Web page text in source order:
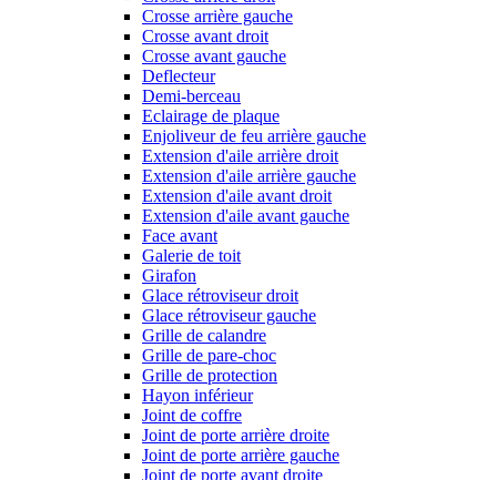
Crosse arrière gauche
Crosse avant droit
Crosse avant gauche
Deflecteur
Demi-berceau
Eclairage de plaque
Enjoliveur de feu arrière gauche
Extension d'aile arrière droit
Extension d'aile arrière gauche
Extension d'aile avant droit
Extension d'aile avant gauche
Face avant
Galerie de toit
Girafon
Glace rétroviseur droit
Glace rétroviseur gauche
Grille de calandre
Grille de pare-choc
Grille de protection
Hayon inférieur
Joint de coffre
Joint de porte arrière droite
Joint de porte arrière gauche
Joint de porte avant droite